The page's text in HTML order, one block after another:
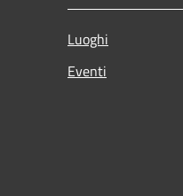
Luoghi
Eventi